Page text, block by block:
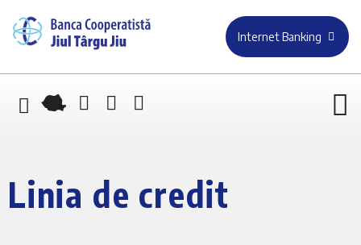
Internet Banking
Linia de credit